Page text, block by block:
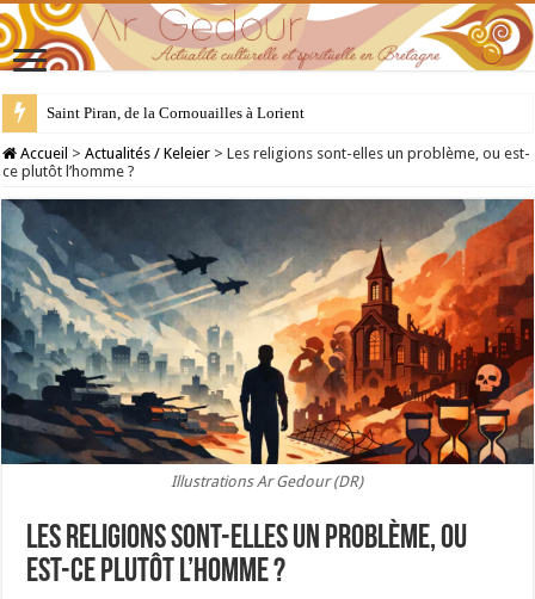
28 juillet : Saint Samson de Dol, père de la Bretagne chrétienne
Accueil > Actualités / Keleier > Les religions sont-elles un problème, ou est-
ce plutôt l’homme ?
Illustrations Ar Gedour (DR)
Les religions sont-elles un problème, ou
est-ce plutôt l’homme ?